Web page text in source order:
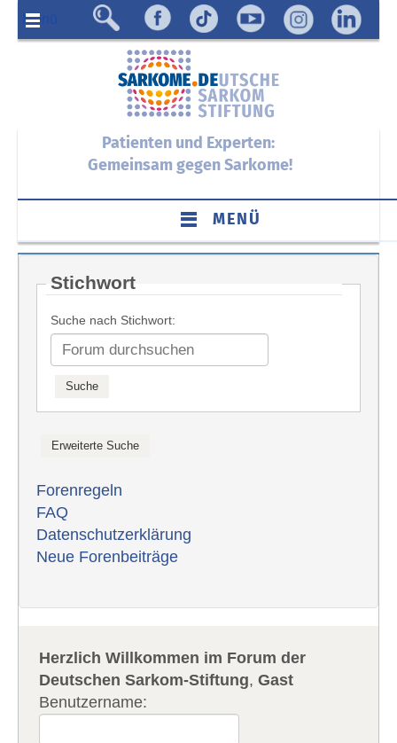
Menü
Patienten und Experten:
Gemeinsam gegen Sarkome!
MENÜ
Stichwort
Suche nach Stichwort:
Forenregeln
FAQ
Datenschutzerklärung
Neue Forenbeiträge
Herzlich Willkommen im Forum der
Deutschen Sarkom-Stiftung,Gast
Benutzername: